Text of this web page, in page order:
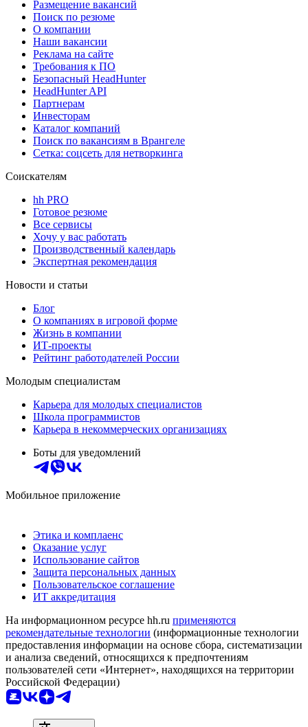
Размещение вакансий
Поиск по резюме
О компании
Наши вакансии
Реклама на сайте
Требования к ПО
Безопасный HeadHunter
HeadHunter API
Партнерам
Инвесторам
Каталог компаний
Поиск по вакансиям в Врангеле
Сетка: соцсеть для нетворкинга
Соискателям
hh PRO
Готовое резюме
Все сервисы
Хочу у вас работать
Производственный календарь
Экспертная рекомендация
Новости и статьи
Блог
О компаниях в игровой форме
Жизнь в компании
ИТ-проекты
Рейтинг работодателей России
Молодым специалистам
Карьера для молодых специалистов
Школа программистов
Карьера в некоммерческих организациях
Боты для уведомлений
Мобильное приложение
Этика и комплаенс
Оказание услуг
Использование сайтов
Защита персональных данных
Пользовательское соглашение
ИТ аккредитация
На информационном ресурсе hh.ru применяются
рекомендательные технологии (информационные технологии
предоставления информации на основе сбора, систематизации
и анализа сведений, относящихся к предпочтениям
пользователей сети «Интернет», находящихся на территории
Российской Федерации)